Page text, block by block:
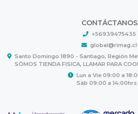
CONTÁCTANOS
+56939475435
global@rimag.cl
Santo Domingo 1890 - Santiago, Región
SÓMOS TIENDA FISICA, LLAMAR PARA
Lun a Vie 09:00 a
Sáb 09:00 a 14:00hrs